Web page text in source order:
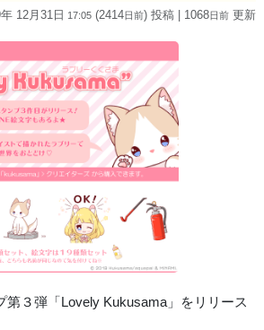
12月31日 17:05 (2414日前) 投稿 | 1068日前 更新
第３弾「Lovely Kukusama」をリリース